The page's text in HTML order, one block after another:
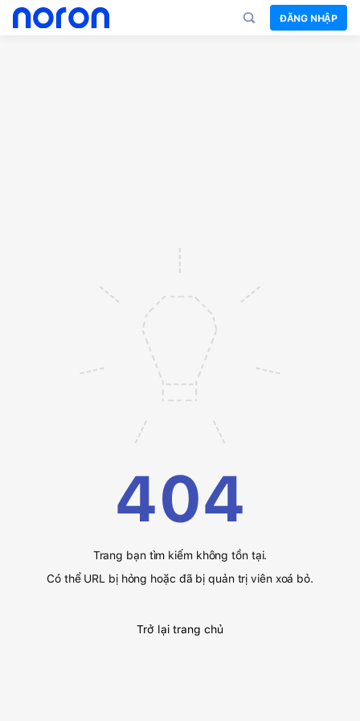
ĐĂNG NHẬP
404
Trang bạn tìm kiếm không tồn tại.
Có thể URL bị hỏng hoặc đã bị quản trị viên xoá bỏ.
Trở lại trang chủ